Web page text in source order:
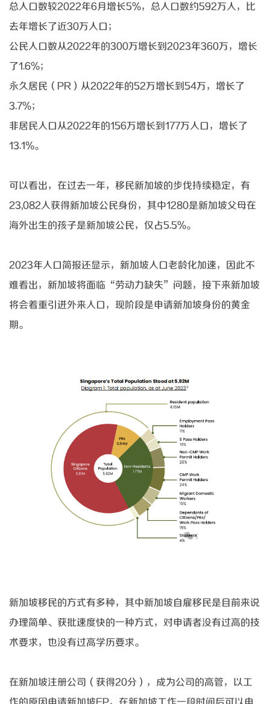
总人口数较2022年6月增长5%，总人口数约592万人，比
去年增长了近30万人口；
公民人口数从2022年的300万增长到2023年360万，增长
了1.6%；
永久居民（ PR）从2022年的52万增长到54万，增长了
3.7%；
非居民人口从2022年的156万增长到177万人口，增长了
13.1%。
可以看出，在过去一年，移民新加坡的步伐持续稳定，有
23,082人获得新加坡公民身份，其中1280是新加坡父母在
海外出生的孩子是新加坡公民，仅占5.5%。
2023年人口简报还显示，新加坡人口老龄化加速，因此不
难看出，新加坡将面临“劳动力缺失”问题，接下来新加坡
将会着重引进外来人口，现阶段是申请新加坡身份的黄金
期。
新加坡移民的方式有多种，其中新加坡自雇移民是目前来说
办理简单、获批速度快的一种方式，对申请者没有过高的技
术要求，也没有过高学历要求。
在新加坡注册公司（获得20分），成为公司的高管，以工